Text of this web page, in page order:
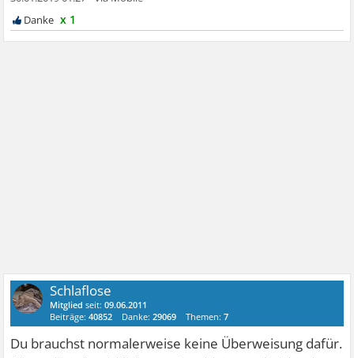
x 1
Schlaflose
Mitglied seit:09.06.2011
Beiträge:40852 Danke:29069 Themen:7
Du brauchst normalerweise keine Überweisung dafür.